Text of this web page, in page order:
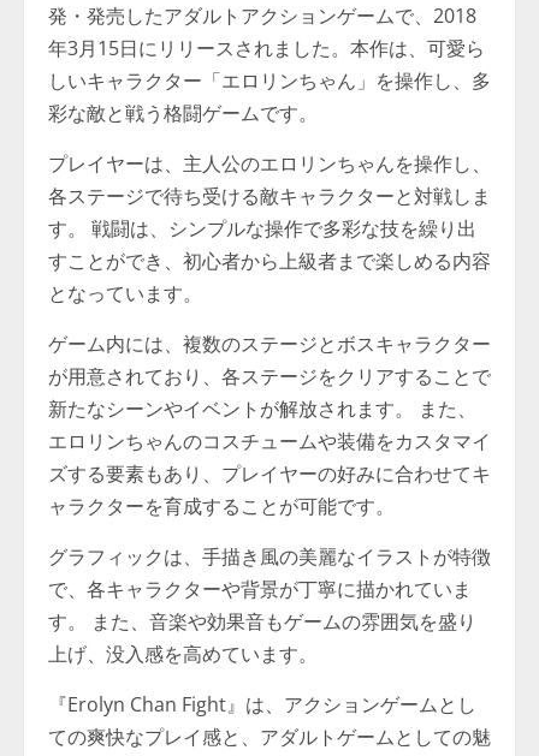
発・発売したアダルトアクションゲームで、2018
年3月15日にリリースされました。本作は、可愛ら
しいキャラクター「エロリンちゃん」を操作し、多
彩な敵と戦う格闘ゲームです。
プレイヤーは、主人公のエロリンちゃんを操作し、
各ステージで待ち受ける敵キャラクターと対戦しま
す。 戦闘は、シンプルな操作で多彩な技を繰り出
すことができ、初心者から上級者まで楽しめる内容
となっています。
ゲーム内には、複数のステージとボスキャラクター
が用意されており、各ステージをクリアすることで
新たなシーンやイベントが解放されます。 また、
エロリンちゃんのコスチュームや装備をカスタマイ
ズする要素もあり、プレイヤーの好みに合わせてキ
ャラクターを育成することが可能です。
グラフィックは、手描き風の美麗なイラストが特徴
で、各キャラクターや背景が丁寧に描かれていま
す。 また、音楽や効果音もゲームの雰囲気を盛り
上げ、没入感を高めています。
『Erolyn Chan Fight』は、アクションゲームとし
ての爽快なプレイ感と、アダルトゲームとしての魅